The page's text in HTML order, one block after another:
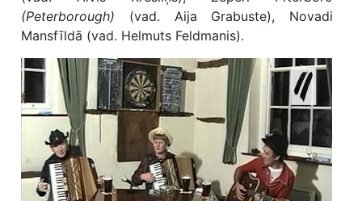
(Peterborough) (vad. Aija Grabuste), Novadi
Mansfīldā (vad. Helmuts Feldmanis).